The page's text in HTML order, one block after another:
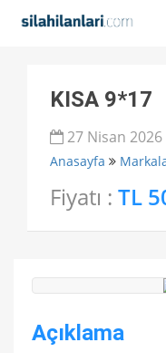
KISA 9*17
27 Nisan
Anasayfa
Fiyatı : TL
Açıklama